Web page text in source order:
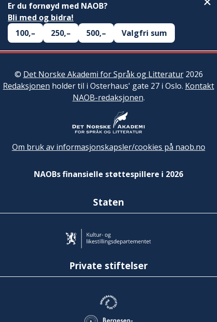
Er du fornøyd med NAOB?
Bli med og bidra!
100,–
250,– 500,– Valgfri sum
© Det Norske Akademi for Språk og Litteratur2026
Redaksjonen holder til i Osterhaus' gate 27 i Oslo. Kontakt
NAOB-redaksjonen.
Om bruk av informasjonskapsler/cookies på naob.no
NAOBs finansielle støttespillere i 2026
Staten
Private stiftelser